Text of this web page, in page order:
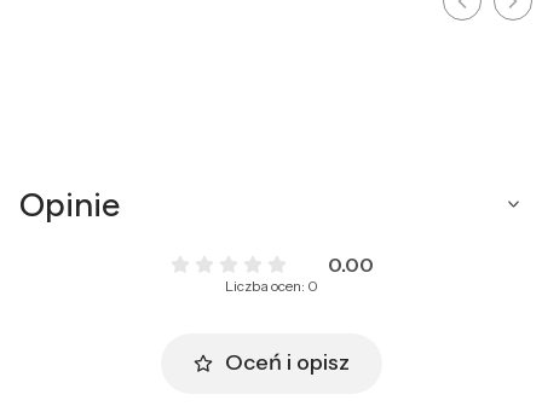
Opinie
0.00
Liczba ocen: 0
Oceń i opisz